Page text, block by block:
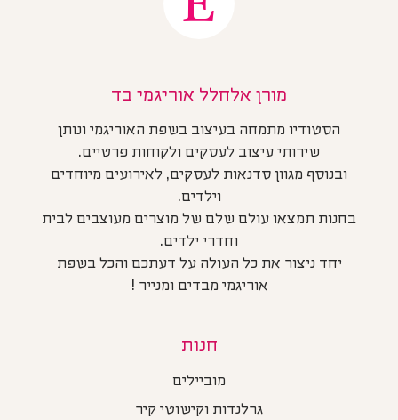
מורן אלחלל אוריגמי בד
הסטודיו מתמחה בעיצוב בשפת האוריגמי ונותן
שירותי עיצוב לעסקים ולקוחות פרטיים.
ובנוסף מגוון סדנאות לעסקים, לאירועים מיוחדים
וילדים.
בחנות תמצאו עולם שלם של מוצרים מעוצבים לבית
וחדרי ילדים.
יחד ניצור את כל העולה על דעתכם והכל בשפת
אוריגמי מבדים ומנייר !
חנות
מוביילים
גרלנדות וקישוטי קיר